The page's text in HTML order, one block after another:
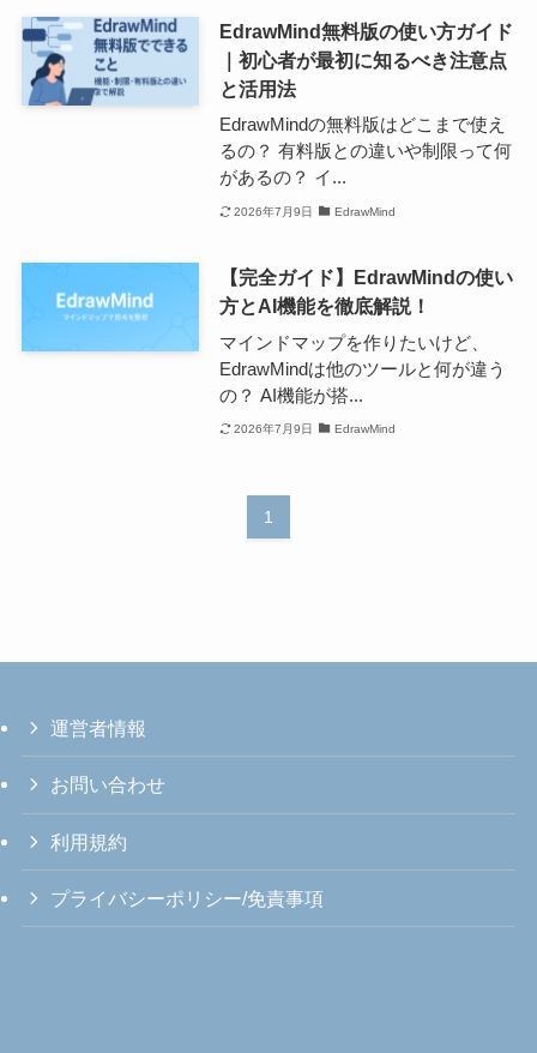
EdrawMind無料版の使い方ガイド
｜初心者が最初に知るべき注意点
と活用法
EdrawMindの無料版はどこまで使え
るの？ 有料版との違いや制限って何
があるの？ イ...
2026年7月9日 EdrawMind
【完全ガイド】EdrawMindの使い
方とAI機能を徹底解説！
マインドマップを作りたいけど、
EdrawMindは他のツールと何が違う
の？ AI機能が搭...
2026年7月9日 EdrawMind
1
運営者情報
お問い合わせ
利用規約
プライバシーポリシー/免責事項